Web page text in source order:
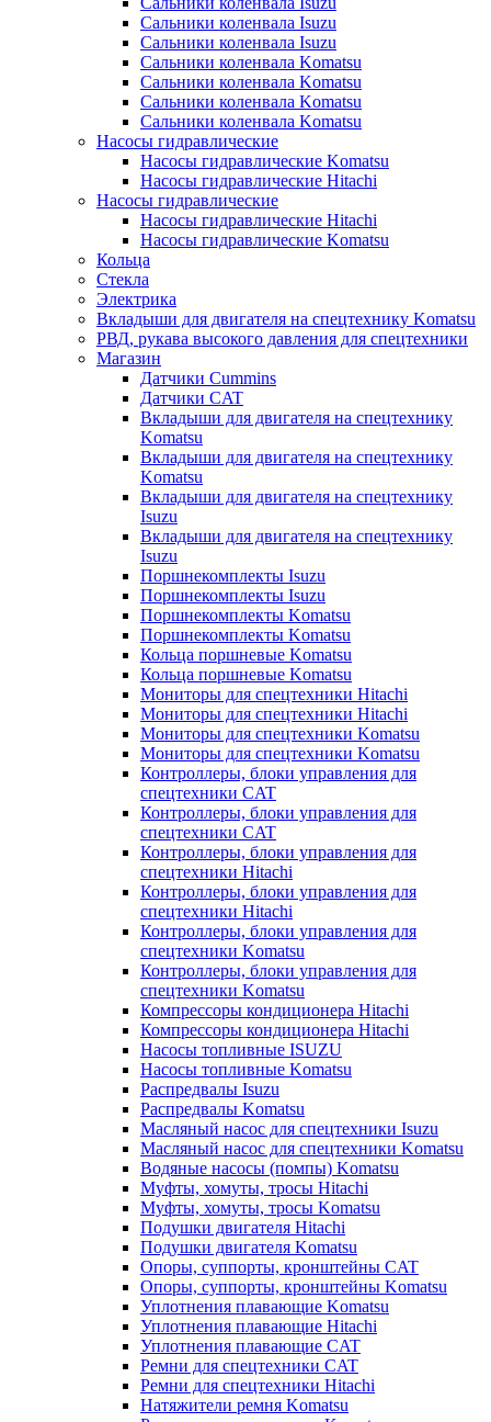
Сальники коленвала Isuzu
Сальники коленвала Isuzu
Сальники коленвала Komatsu
Сальники коленвала Komatsu
Сальники коленвала Komatsu
Сальники коленвала Komatsu
Насосы гидравлические
Насосы гидравлические Komatsu
Насосы гидравлические Hitachi
Насосы гидравлические
Насосы гидравлические Hitachi
Насосы гидравлические Komatsu
Кольца
Стекла
Электрика
Вкладыши для двигателя на спецтехнику Komatsu
РВД, рукава высокого давления для спецтехники
Магазин
Датчики Cummins
Датчики CAT
Вкладыши для двигателя на спецтехнику
Komatsu
Вкладыши для двигателя на спецтехнику
Komatsu
Вкладыши для двигателя на спецтехнику
Isuzu
Вкладыши для двигателя на спецтехнику
Isuzu
Поршнекомплекты Isuzu
Поршнекомплекты Isuzu
Поршнекомплекты Komatsu
Поршнекомплекты Komatsu
Кольца поршневые Komatsu
Кольца поршневые Komatsu
Мониторы для спецтехники Hitachi
Мониторы для спецтехники Hitachi
Мониторы для спецтехники Komatsu
Мониторы для спецтехники Komatsu
Контроллеры, блоки управления для
спецтехники CAT
Контроллеры, блоки управления для
спецтехники CAT
Контроллеры, блоки управления для
спецтехники Hitachi
Контроллеры, блоки управления для
спецтехники Hitachi
Контроллеры, блоки управления для
спецтехники Komatsu
Контроллеры, блоки управления для
спецтехники Komatsu
Компрессоры кондиционера Hitachi
Компрессоры кондиционера Hitachi
Насосы топливные ISUZU
Насосы топливные Komatsu
Распредвалы Isuzu
Распредвалы Komatsu
Масляный насос для спецтехники Isuzu
Масляный насос для спецтехники Komatsu
Водяные насосы (помпы) Komatsu
Муфты, хомуты, тросы Hitachi
Муфты, хомуты, тросы Komatsu
Подушки двигателя Hitachi
Подушки двигателя Komatsu
Опоры, суппорты, кронштейны CAT
Опоры, суппорты, кронштейны Komatsu
Уплотнения плавающие Komatsu
Уплотнения плавающие Hitachi
Уплотнения плавающие CAT
Ремни для спецтехники CAT
Ремни для спецтехники Hitachi
Натяжители ремня Komatsu